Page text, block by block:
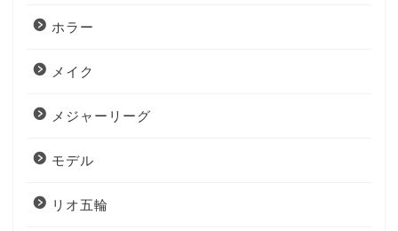
ホラー
メイク
メジャーリーグ
モデル
リオ五輪